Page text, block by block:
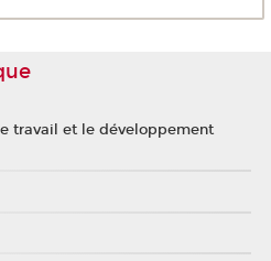
travail et le développement